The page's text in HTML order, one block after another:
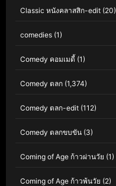
Classic หนังคลาสสิก-edit (20)
comedies (1)
Comedy คอมเมดี้ (1)
Comedy ตลก (1,374)
Comedy ตลก-edit (112)
Comedy ตลกขบขัน (3)
Coming of Age ก้าวผ่านวัย (1)
Coming of Age ก้าวพ้นวัย (2)